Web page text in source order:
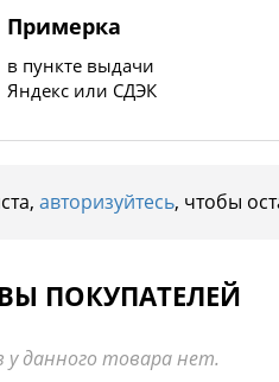
Примерка
в пункте выдачи
Яндекс или СДЭК
авторизуйтесь, чтобы
ПОКУПАТЕЛЕЙ
данного товара нет.